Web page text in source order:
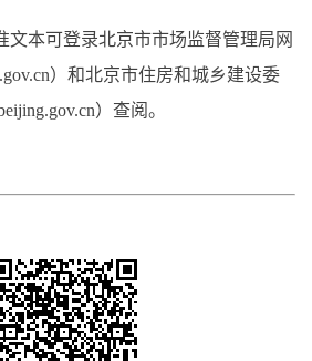
本可登录北京市市场监督管理局网
）和北京市住房和城乡建设委
）查阅。